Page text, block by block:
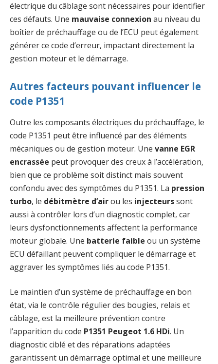
électrique du câblage sont nécessaires pour identifier
ces défauts. Une mauvaise connexion au niveau du
boîtier de préchauffage ou de l’ECU peut également
générer ce code d’erreur, impactant directement la
gestion moteur et le démarrage.
Autres facteurs pouvant influencer le
code P1351
Outre les composants électriques du préchauffage, le
code P1351 peut être influencé par des éléments
mécaniques ou de gestion moteur. Une vanne EGR
encrassée peut provoquer des creux à l’accélération,
bien que ce problème soit distinct mais souvent
confondu avec des symptômes du P1351. La pression
turbo, le débitmètre d’airou les injecteurssont
aussi à contrôler lors d’un diagnostic complet, car
leurs dysfonctionnements affectent la performance
moteur globale. Une batterie faible ou un système
ECU défaillant peuvent compliquer le démarrage et
aggraver les symptômes liés au code P1351.
Le maintien d’un système de préchauffage en bon
état, via le contrôle régulier des bougies, relais et
câblage, est la meilleure prévention contre
l’apparition du code P1351 Peugeot 1.6 HDi. Un
diagnostic ciblé et des réparations adaptées
garantissent un démarrage optimal et une meilleure